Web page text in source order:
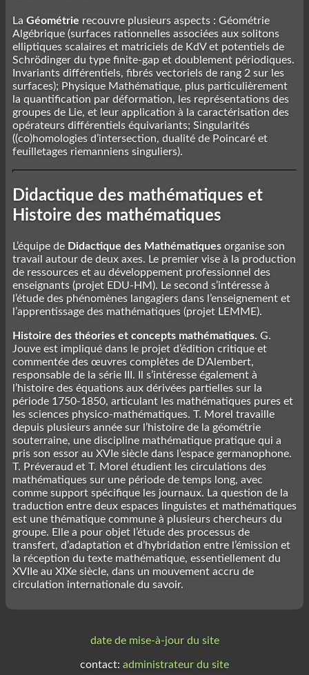
La Géométrie recouvre plusieurs aspects : Géométrie
Algébrique (surfaces rationnelles associées aux solitons
elliptiques scalaires et matriciels de KdV et potentiels de
Schrödinger du type finite-gap et doublement périodiques.
Invariants différentiels, fibrés vectoriels de rang 2 sur les
surfaces); Physique Mathématique, plus particulièrement
la quantification par déformation, les représentations des
groupes de Lie, et leur application à la caractérisation des
opérateurs différentiels équivariants; Singularités
((co)homologies d’intersection, dualité de Poincaré et
feuilletages riemanniens singuliers).
Didactique des mathématiques et
Histoire des mathématiques
L’équipe de Didactique des Mathématiques organise son
travail autour de deux axes. Le premier vise à la production
de ressources et au développement professionnel des
enseignants (projet EDU-HM). Le second s’intéresse à
l’étude des phénomènes langagiers dans l’enseignement et
l’apprentissage des mathématiques (projet LEMME).
Histoire des théories et concepts mathématiques. G.
Jouve est impliqué dans le projet d’édition critique et
commentée des œuvres complètes de D’Alembert,
responsable de la série III. Il s’intéresse également à
l’histoire des équations aux dérivées partielles sur la
période 1750-1850, articulant les mathématiques pures et
les sciences physico-mathématiques. T. Morel travaille
depuis plusieurs année sur l’histoire de la géométrie
souterraine, une discipline mathématique pratique qui a
pris son essor au XVIe siècle dans l’espace germanophone.
T. Préveraud et T. Morel étudient les circulations des
mathématiques sur une période de temps long, avec
comme support spécifique les journaux. La question de la
traduction entre deux espaces linguistes et mathématiques
est une thématique commune à plusieurs chercheurs du
groupe. Elle a pour objet l’étude des processus de
transfert, d’adaptation et d’hybridation entre l’émission et
la réception du texte mathématique, essentiellement du
XVIIe au XIXe siècle, dans un mouvement accru de
circulation internationale du savoir.
date de mise-à-jour du site
contact: administrateur du site